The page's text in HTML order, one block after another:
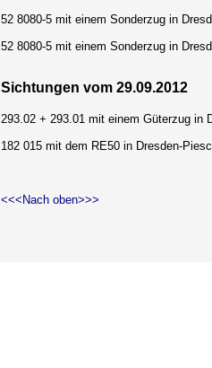
52 8080-5 mit einem Sonderzug in
52 8080-5 mit einem Sonderzug in
Sichtungen vom 29.09.2012
293.02 + 293.01 mit einem Güterzug in
182 015 mit dem RE50 in Dresden-
<<<Nach oben>>>